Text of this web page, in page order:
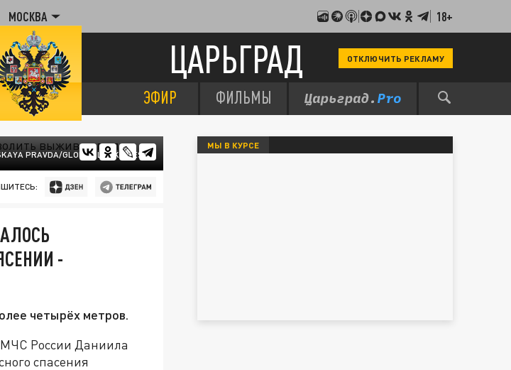
МОСКВА 18+
ЦАРЬГРАД ОТКЛЮЧИТЬ РЕКЛАМУ
ЭФИР ФИЛЬМЫ
PRAVDA/GLOBAL LOOK PRESS
-
четырёх метров.
МЧС России Даниила
спасения
МЫ В КУРСЕ